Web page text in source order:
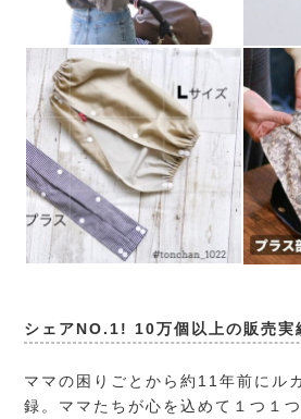
シェアNO.1! 10万個以上の販売実
ママの困りごとから約11年前にル
録。ママたちが心を込めて１つ１